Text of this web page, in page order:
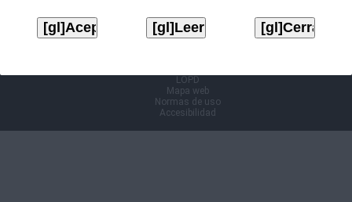
LOPD
Mapa web
Normas de uso
Accesibilidad